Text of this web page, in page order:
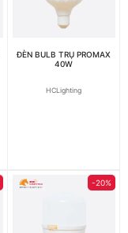
ĐÈN BULB TRỤ PROMAX
40W
HCLighting
-20%